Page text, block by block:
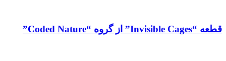
قطعه “Invisible Cages” از گروه “Coded Nature”